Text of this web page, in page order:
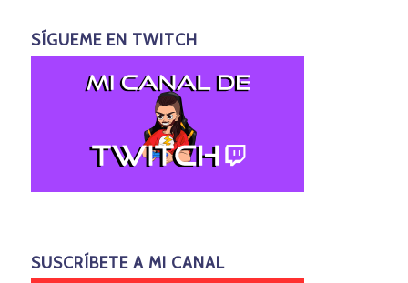
SÍGUEME EN TWITCH
SUSCRÍBETE A MI CANAL